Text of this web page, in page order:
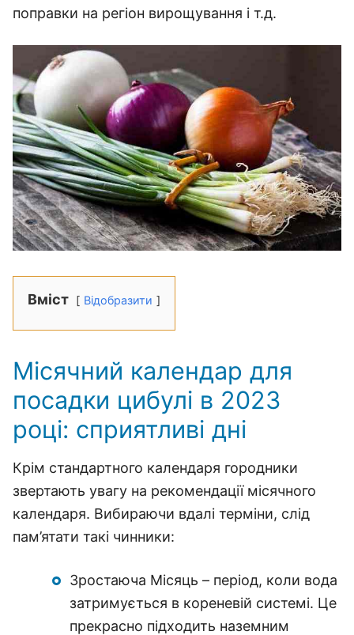
поправки на регіон вирощування і т.д.
Вміст Відобразити
Місячний календар для
посадки цибулі в 2023
році: сприятливі дні
Крім стандартного календаря городники
звертають увагу на рекомендації місячного
календаря. Вибираючи вдалі терміни, слід
пам’ятати такі чинники:
Зростаюча Місяць – період, коли вода
затримується в кореневій системі. Це
прекрасно підходить наземним